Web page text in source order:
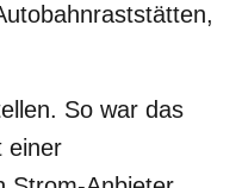
So war das
einer